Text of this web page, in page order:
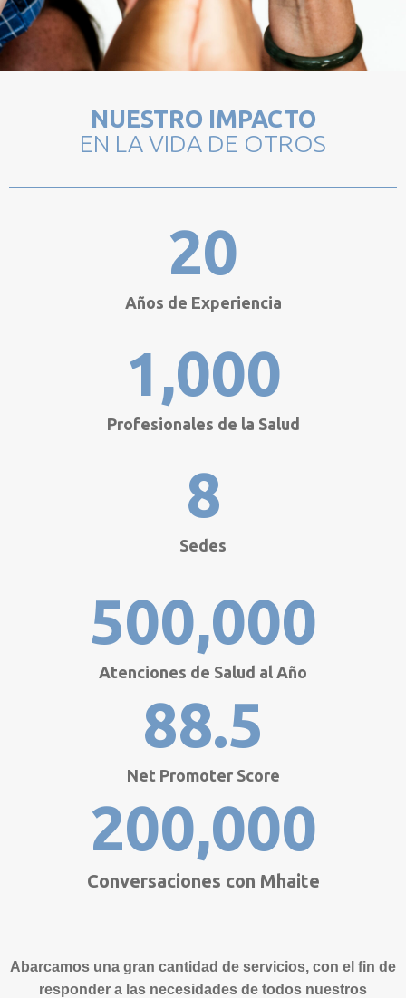
NUESTRO IMPACTO
EN LA VIDA DE OTROS
Años de Experiencia
20
Profesionales de la Salud
1,000
Sedes
8
Atenciones de Salud al Año
500,000
Net Promoter Score
88.5
Conversaciones con Mhaite
200,000
Abarcamos una gran cantidad de servicios, con el fin de
responder a las necesidades de todos nuestros